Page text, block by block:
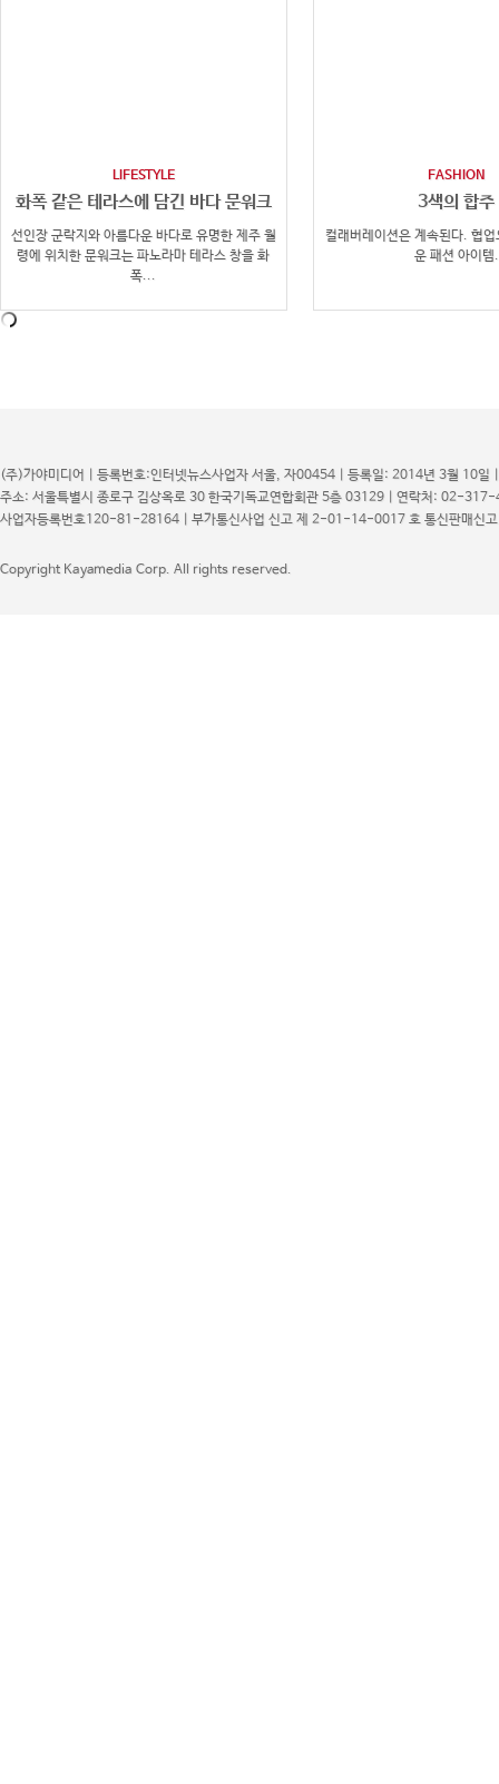
LIFESTYLE
화폭 같은 테라스에 담긴 바다 문워크
선인장 군락지와 아름다운 바다로 유명한 제주 월
령에 위치한 문워크는 파노라마 테라스 창을 화
폭...
FASHION
3색의 합주
컬래버레이션은 계속된다. 협
운 패션 아이템.
자연과 세계에 대해 이야기하는 작품
(주)가야미디어 | 등록번호:인터넷뉴스사업자 서울, 자00454 | 등록일: 2014년 3월 10일
주소: 서울특별시 종로구 김상옥로 30 한국기독교연합회관 5층 03129 | 연락처: 02-
사업자등록번호120-81-28164 | 부가통신사업 신고 제 2-01-14-0017 호 통신판매신
Copyright Kayamedia Corp. All rights reserved.